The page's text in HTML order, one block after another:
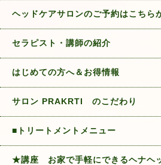
ヘッドケアサロンのご予約はこちら
セラピスト・講師の紹介
はじめての方へ＆お得情報
サロン PRAKRTI のこだわり
■トリートメントメニュー
★講座 お家で手軽にできるヘナヘ